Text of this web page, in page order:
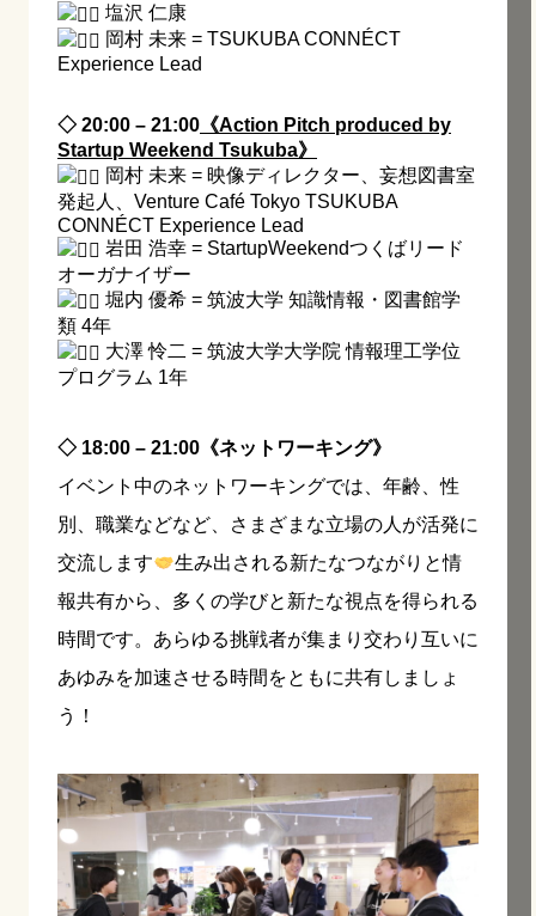
塩沢 仁康
岡村 未来 = TSUKUBA CONNÉCT
Experience Lead
◇ 20:00 – 21:00 《Action Pitch produced by
Startup Weekend Tsukuba》
岡村 未来 = 映像ディレクター、妄想図書室
発起人、Venture Café Tokyo TSUKUBA
CONNÉCT Experience Lead
岩田 浩幸 = StartupWeekendつくばリード
オーガナイザー
堀内 優希 = 筑波大学 知識情報・図書館学
類 4年
大澤 怜二 = 筑波大学大学院 情報理工学位
プログラム 1年
◇ 18:00 – 21:00《ネットワーキング》
イベント中のネットワーキングでは、年齢、性
別、職業などなど、さまざまな立場の人が活発に
交流します
生み出される新たなつながりと情
報共有から、多くの学びと新たな視点を得られる
時間です。あらゆる挑戦者が集まり交わり互いに
あゆみを加速させる時間をともに共有しましょ
う！